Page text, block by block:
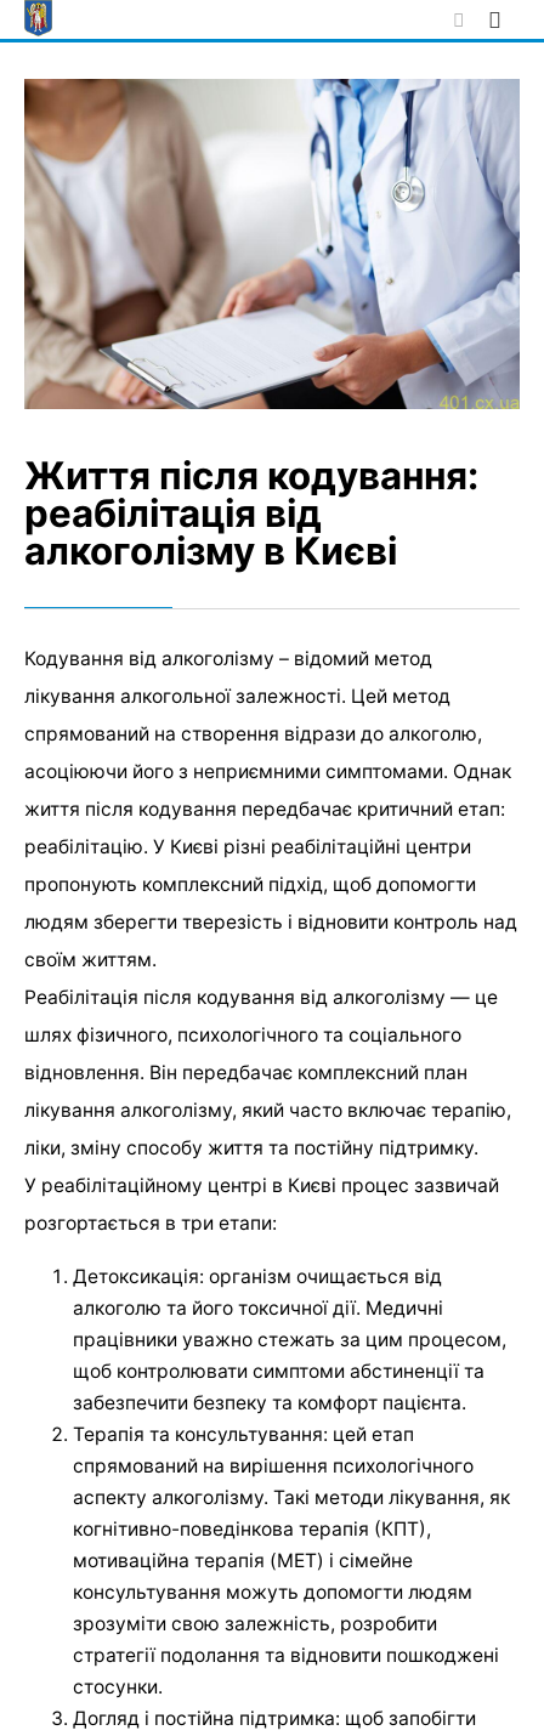
Skip
to
Життя після кодування:
реабілітація від
алкоголізму в Києві
Кодування від алкоголізму – відомий метод
лікування алкогольної залежності. Цей метод
спрямований на створення відрази до алкоголю,
асоціюючи його з неприємними симптомами. Однак
життя після кодування передбачає критичний етап:
реабілітацію. У Києві різні реабілітаційні центри
пропонують комплексний підхід, щоб допомогти
людям зберегти тверезість і відновити контроль над
своїм життям.
Реабілітація після кодування від алкоголізму — це
шлях фізичного, психологічного та соціального
відновлення. Він передбачає комплексний план
лікування алкоголізму, який часто включає терапію,
ліки, зміну способу життя та постійну підтримку.
У реабілітаційному центрі в Києві процес зазвичай
розгортається в три етапи:
Детоксикація: організм очищається від
алкоголю та його токсичної дії. Медичні
працівники уважно стежать за цим процесом,
щоб контролювати симптоми абстиненції та
забезпечити безпеку та комфорт пацієнта.
Терапія та консультування: цей етап
спрямований на вирішення психологічного
аспекту алкоголізму. Такі методи лікування, як
когнітивно-поведінкова терапія (КПТ),
мотиваційна терапія (MET) і сімейне
консультування можуть допомогти людям
зрозуміти свою залежність, розробити
стратегії подолання та відновити пошкоджені
стосунки.
Догляд і постійна підтримка: щоб запобігти